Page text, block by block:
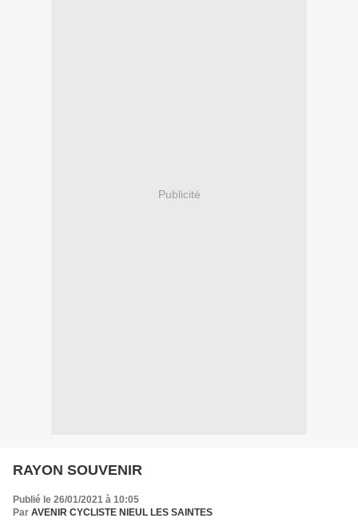
Publicité
RAYON SOUVENIR
Publié le 26/01/2021 à 10:05
Par AVENIR CYCLISTE NIEUL LES SAINTES